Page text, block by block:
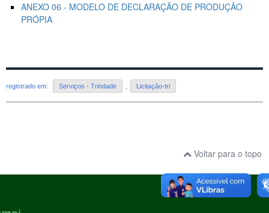
ANEXO 06 - MODELO DE DECLARAÇÃO DE PRODUÇÃO
PRÓPIA
registrado em: Serviços - Trindade Licitação-tri
Voltar para o topo